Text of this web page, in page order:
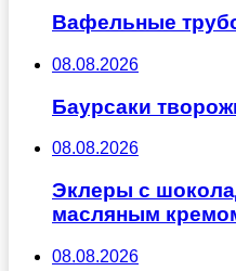
Вафельные
08.08.2026
Баурсаки
08.08.2026
Эклеры с
масляным
08.08.2026